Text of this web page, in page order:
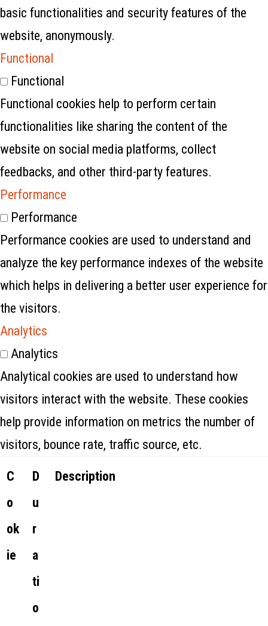
basic functionalities and security features of the
website, anonymously.
Functional
Functional
Functional cookies help to perform certain
functionalities like sharing the content of the
website on social media platforms, collect
feedbacks, and other third-party features.
Performance
Performance
Performance cookies are used to understand and
analyze the key performance indexes of the website
which helps in delivering a better user experience for
the visitors.
Analytics
Analytics
Analytical cookies are used to understand how
visitors interact with the website. These cookies
help provide information on metrics the number of
visitors, bounce rate, traffic source, etc.
C
o
ok
ie
D
u
r
a
ti
o
Description